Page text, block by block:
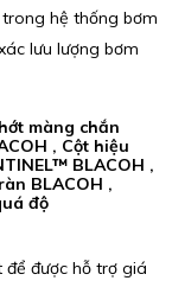
trong hệ thống bơm
lưu lượng bơm
màng chắn
, Cột hiệu
BLACOH ,
BLACOH ,
độ
để được hỗ trợ giá